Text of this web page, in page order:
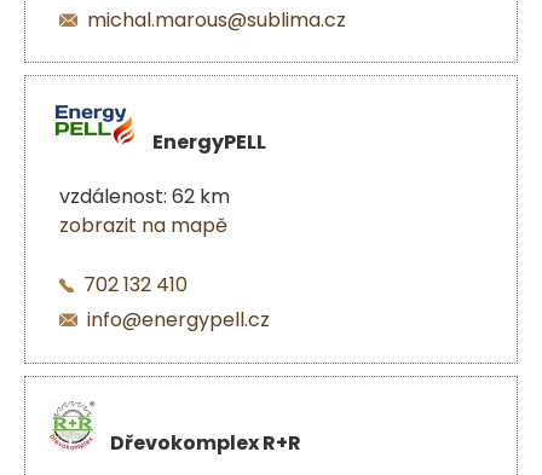
michal.marous@sublima.cz
EnergyPELL
vzdálenost: 62 km
zobrazit na mapě
702 132 410
info@energypell.cz
Dřevokomplex R+R